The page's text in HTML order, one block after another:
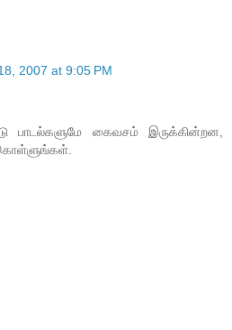
2007 at 9:05 PM
பாடல்களுமே கைவசம் இருக்கின்றன,